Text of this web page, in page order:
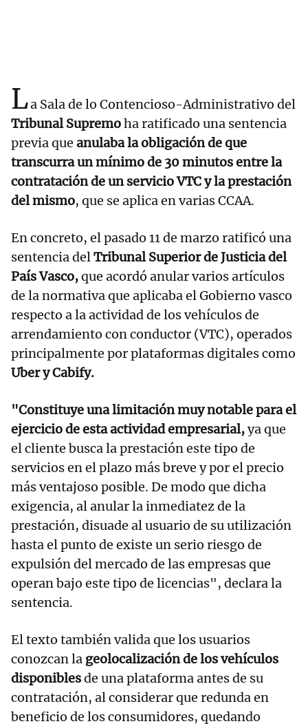
La Sala de lo Contencioso-Administrativo del
Tribunal Supremoha ratificado una sentencia
previa que anulaba la obligación de que
transcurra un mínimo de 30 minutos entre la
contratación de un servicio VTC y la prestación
del mismo, que se aplica en varias CCAA.
En concreto, el pasado 11 de marzo ratificó una
sentencia delTribunal Superior de Justicia del
País Vasco,que acordó anular varios artículos
de la normativa que aplicaba el Gobierno vasco
respecto a la actividad de los vehículos de
arrendamiento con conductor (VTC), operados
principalmente por plataformas digitales como
Uber y Cabify.
"Constituye una limitación muy notable para el
ejercicio de esta actividad empresarial,ya que
el cliente busca la prestación este tipo de
servicios en el plazo más breve y por el precio
más ventajoso posible. De modo que dicha
exigencia, al anular la inmediatez de la
prestación, disuade al usuario de su utilización
hasta el punto de existe un serio riesgo de
expulsión del mercado de las empresas que
operan bajo este tipo de licencias", declara la
sentencia.
El texto también valida que los usuarios
conozcan la geolocalización de los vehículos
disponiblesde una plataforma antes de su
contratación, al considerar que redunda en
beneficio de los consumidores, quedando